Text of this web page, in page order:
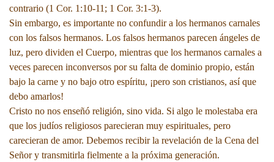
contrario (1 Cor. 1:10-11; 1 Cor. 3:1-3).
Sin embargo, es importante no confundir a los hermanos carnales
con los falsos hermanos. Los falsos hermanos parecen ángeles de
luz, pero dividen el Cuerpo, mientras que los hermanos carnales a
veces parecen inconversos por su falta de dominio propio, están
bajo la carne y no bajo otro espíritu, ¡pero son cristianos, así que
debo amarlos!
Cristo no nos enseñó religión, sino vida. Si algo le molestaba era
que los judíos religiosos parecieran muy espirituales, pero
carecieran de amor. Debemos recibir la revelación de la Cena del
Señor y transmitirla fielmente a la próxima generación.